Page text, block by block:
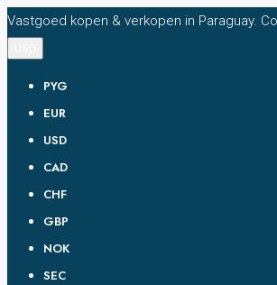
Vastgoed kopen & verkopen in Paraguay.
PYG
EUR
USD
CAD
CHF
GBP
NOK
SEC